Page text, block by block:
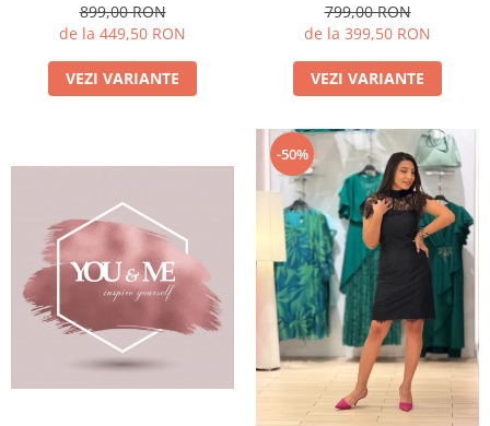
899,00 RON
de la 449,50 RON
VEZI VARIANTE
799,00 RON
de la 399,50 RON
VEZI VARIANTE
-50%